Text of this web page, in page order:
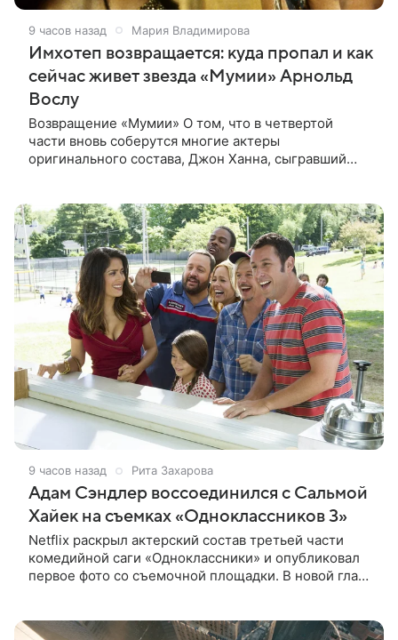
9 часов назад Мария Владимирова
Имхотеп возвращается: куда пропал и как
сейчас живет звезда «Мумии» Арнольд
Вослу
Возвращение «Мумии» О том, что в четвертой
части вновь соберутся многие актеры
оригинального состава, Джон Ханна, сыгравший
9 часов назад Рита Захарова
Адам Сэндлер воссоединился с Сальмой
Хайек на съемках «Одноклассников 3»
Netflix раскрыл актерский состав третьей части
комедийной саги «Одноклассники» и опубликовал
первое фото со съемочной площадки. В новой главе